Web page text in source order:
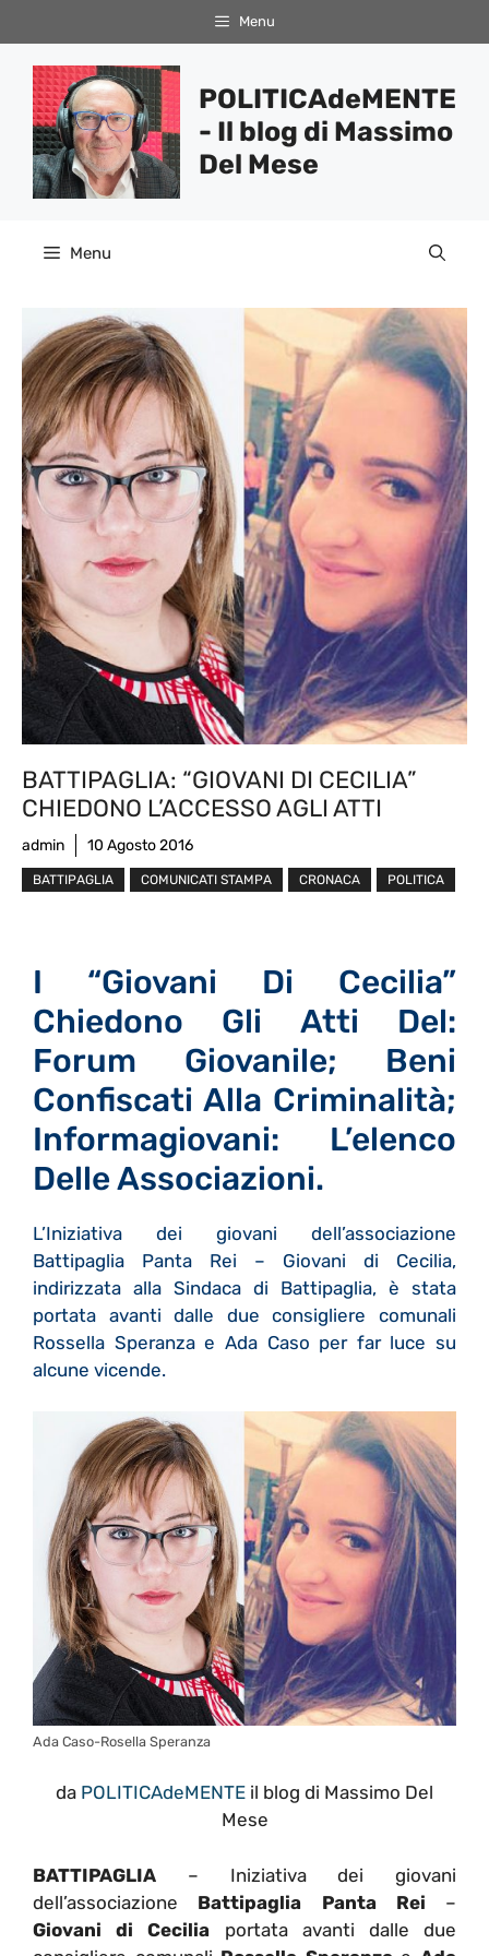
al
contenuto
Menu
POLITICAdeMENTE
- Il blog di Massimo
Del Mese
Menu
BATTIPAGLIA: “GIOVANI DI CECILIA”
CHIEDONO L’ACCESSO AGLI ATTI
admin 10 Agosto 2016
BATTIPAGLIA COMUNICATI STAMPA CRONACA POLITICA
I “Giovani Di Cecilia”
Chiedono Gli Atti Del:
Forum Giovanile; Beni
Confiscati Alla Criminalità;
Informagiovani: L’elenco
Delle Associazioni.
L’Iniziativa dei giovani dell’associazione
Battipaglia Panta Rei – Giovani di Cecilia,
indirizzata alla Sindaca di Battipaglia, è stata
portata avanti dalle due consigliere comunali
Rossella Speranza e Ada Caso per far luce su
alcune vicende.
Ada Caso-Rosella Speranza
da POLITICAdeMENTE il blog di Massimo Del
Mese
BATTIPAGLIA – Iniziativa dei giovani
dell’associazione Battipaglia Panta Rei –
Giovani di Cecilia portata avanti dalle due